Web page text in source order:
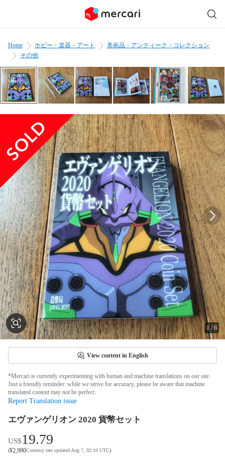
Home ホビー・楽器・アート
美術品・アンティーク・コレクション
その他
1/6
View content in English
*Mercari is currently experimenting with human and machine translations on our site.
Just a friendly reminder: while we strive for accuracy, please be aware that machine
translated content may not be perfect.
Report Translation issue
エヴァンゲリオン 2020 貨幣セット
US$19.79
(¥2,980Currency rate updated Aug 7, 02:10 UTC)